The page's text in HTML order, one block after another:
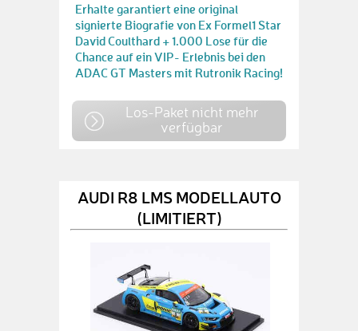
Erhalte garantiert eine original
signierte Biografie von Ex Formel1 Star
David Coulthard + 1.000 Lose für die
Chance auf ein VIP- Erlebnis bei den
ADAC GT Masters mit Rutronik Racing!
Los-Paket nicht mehr
verfügbar
AUDI R8 LMS MODELLAUTO
(LIMITIERT)